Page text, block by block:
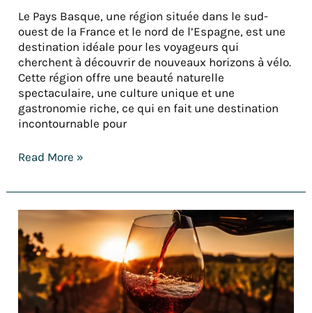
Le Pays Basque, une région située dans le sud-
ouest de la France et le nord de l’Espagne, est une
destination idéale pour les voyageurs qui
cherchent à découvrir de nouveaux horizons à vélo.
Cette région offre une beauté naturelle
spectaculaire, une culture unique et une
gastronomie riche, ce qui en fait une destination
incontournable pour
Read More »
œnologique
à
vélo
dans
les
vignobles